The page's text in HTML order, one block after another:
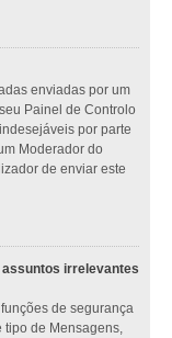
enviadas por um
Painel de Controlo
por parte
Moderador do
de enviar este
assuntos irrelevantes
de segurança
tipo de Mensagens,